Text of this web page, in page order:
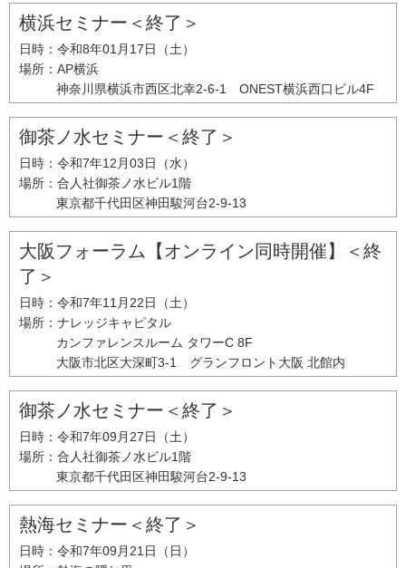
横浜セミナー＜終了＞
日時： 令和8年01月17日（土）
場所： AP横浜
神奈川県横浜市西区北幸2-6-1 ONEST横浜西口ビル4F
御茶ノ水セミナー＜終了＞
日時： 令和7年12月03日（水）
場所： 合人社御茶ノ水ビル1階
東京都千代田区神田駿河台2-9-13
大阪フォーラム【オンライン同時開催】＜終
了＞
日時： 令和7年11月22日（土）
場所： ナレッジキャピタル
カンファレンスルーム タワーC 8F
大阪市北区大深町3-1 グランフロント大阪 北館内
御茶ノ水セミナー＜終了＞
日時： 令和7年09月27日（土）
場所： 合人社御茶ノ水ビル1階
東京都千代田区神田駿河台2-9-13
熱海セミナー＜終了＞
日時： 令和7年09月21日（日）